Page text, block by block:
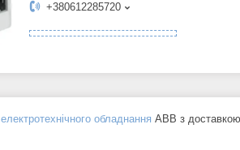
+380612285720
електротехнічного обладнання ABB з доставкою